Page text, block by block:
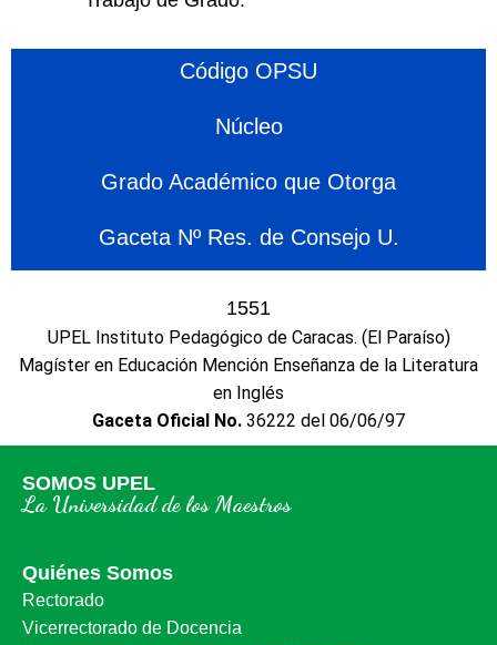
Código OPSU
Núcleo
Grado Académico que Otorga
Gaceta Nº Res. de Consejo U.
1551
UPEL Instituto Pedagógico de Caracas. (El Paraíso)
Magíster en Educación Mención Enseñanza de la Literatura
en Inglés
Gaceta Oficial No. 36222 del 06/06/97
SOMOS UPEL
La Universidad de los Maestros
Quiénes Somos
Rectorado
Vicerrectorado de Docencia